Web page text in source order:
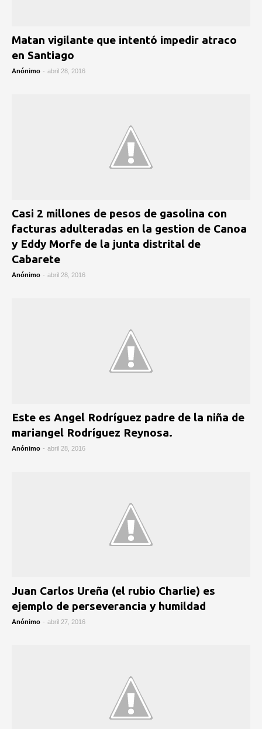
Matan vigilante que intentó impedir atraco
en Santiago
Anónimo - abril 28, 2016
Casi 2 millones de pesos de gasolina con
facturas adulteradas en la gestion de Canoa
y Eddy Morfe de la junta distrital de
Cabarete
Anónimo - abril 28, 2016
Este es Angel Rodríguez padre de la niña de
mariangel Rodríguez Reynosa.
Anónimo - abril 28, 2016
Juan Carlos Ureña (el rubio Charlie) es
ejemplo de perseverancia y humildad
Anónimo - abril 27, 2016